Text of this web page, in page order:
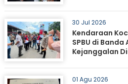
30 Jul 2026
Kendaraan
SPBU di Banda
Kejanggalan
01 Agu 2026